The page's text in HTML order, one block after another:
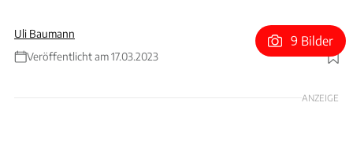
Uli Baumann
Veröffentlicht am 17.03.2023
Foto: Alpine
9 Bilder
ANZEIGE